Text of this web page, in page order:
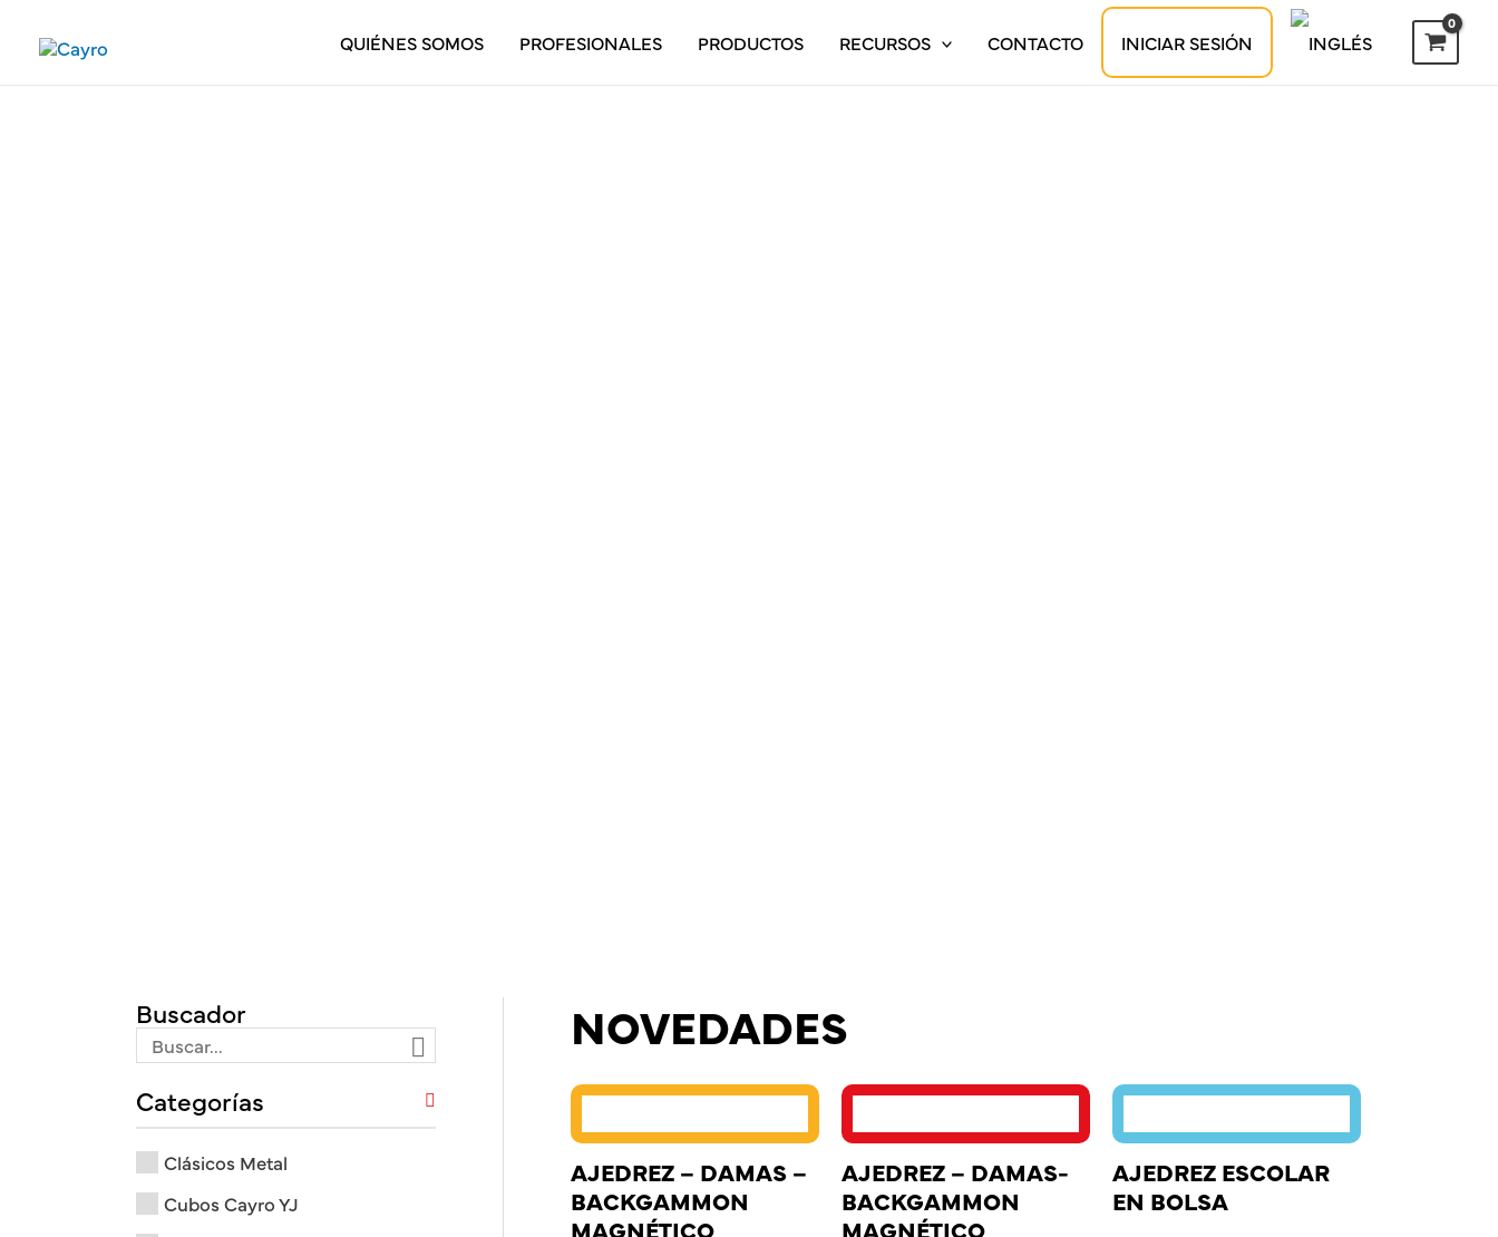
QUIÉNES SOMOS PROFESIONALES PRODUCTOS RECURSOS CONTACTO INICIAR SESIÓN
Buscador
Categorías
Clásicos Metal
Cubos Cayro YJ
NOVEDADES
AJEDREZ – DAMAS –
BACKGAMMON
MAGNÉTICO
AJEDREZ – DAMAS-
BACKGAMMON
MAGNÉTICO
AJEDREZ ESCOLAR
EN BOLSA